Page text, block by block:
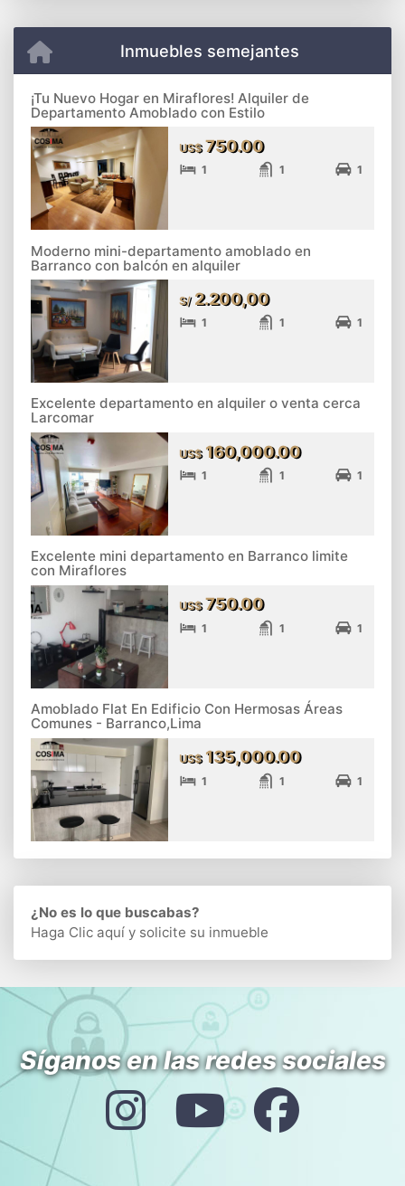
Inmuebles semejantes
¡Tu Nuevo Hogar en Miraflores! Alquiler de
Departamento Amoblado con Estilo
US$750.00
1 1 1
Moderno mini-departamento amoblado en
Barranco con balcón en alquiler
S/2.200,00
1 1 1
Excelente departamento en alquiler o venta cerca
Larcomar
US$160,000.00
1 1 1
Excelente mini departamento en Barranco limite
con Miraflores
US$750.00
1 1 1
Amoblado Flat En Edificio Con Hermosas Áreas
Comunes - Barranco,Lima
US$135,000.00
1 1 1
¿No es lo que buscabas?
Haga Clic aquí y solicite su inmueble
Síganos en las redes sociales